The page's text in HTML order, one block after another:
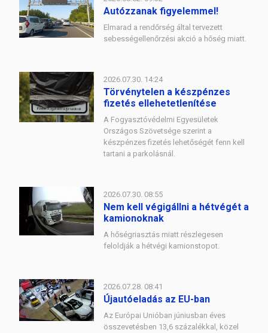
Autózzanak figyelemmel!
Elmarad a rendőrség által tervezett
sebességellenőrzési akció a hőség miatt.
2026.07.30. 14:24
Törvénytelen a készpénzes
fizetés ellehetetlenítése
A Fogyasztóvédelmi Egyesületek
Országos Szövetsége szerint a
készpénzes fizetés lehetőségét fenn kell
tartani a parkolásnál.
2026.07.30. 08:55
Nem kell végigállni a hétvégét a
kamionoknak
A hőségriasztás miatt részlegesen
feloldják a hétvégi kamionstopot.
2026.07.28. 08:41
Újautóeladás az EU-ban
Az Európai Unióban júniusban éves
összevetésben 13,6 százalékkal, közel